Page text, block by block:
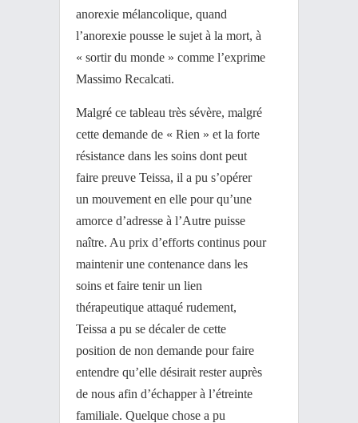
anorexie mélancolique, quand
l’anorexie pousse le sujet à la mort, à
« sortir du monde » comme l’exprime
Massimo Recalcati.
Malgré ce tableau très sévère, malgré
cette demande de « Rien » et la forte
résistance dans les soins dont peut
faire preuve Teissa, il a pu s’opérer
un mouvement en elle pour qu’une
amorce d’adresse à l’Autre puisse
naître. Au prix d’efforts continus pour
maintenir une contenance dans les
soins et faire tenir un lien
thérapeutique attaqué rudement,
Teissa a pu se décaler de cette
position de non demande pour faire
entendre qu’elle désirait rester auprès
de nous afin d’échapper à l’étreinte
familiale. Quelque chose a pu